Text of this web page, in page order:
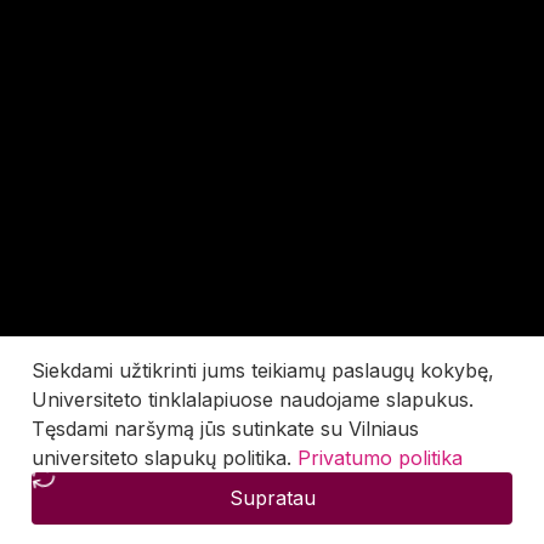
Siekdami užtikrinti jums teikiamų paslaugų kokybę,
Universiteto tinklalapiuose naudojame slapukus.
Tęsdami naršymą jūs sutinkate su Vilniaus
universiteto slapukų politika. Privatumo politika
Supratau